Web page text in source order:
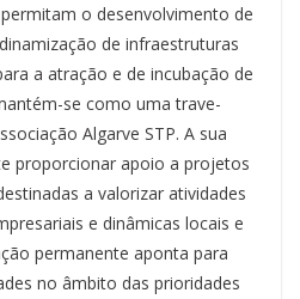
o desenvolvimento de
de infraestruturas
a atração e de incubação de
se como uma trave-
Algarve STP. A sua
proporcionar apoio a projetos
a valorizar atividades
e dinâmicas locais e
permanente aponta para
no âmbito das prioridades